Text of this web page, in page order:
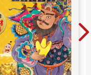
根作「增上緣依」，方
是意識之「增上緣
已經毀壞而不能觸外六
能正常現行，世俗法中
識並非全然不現行，只
法使用的嚴重殘缺的五
塵故，於五勝義根中所